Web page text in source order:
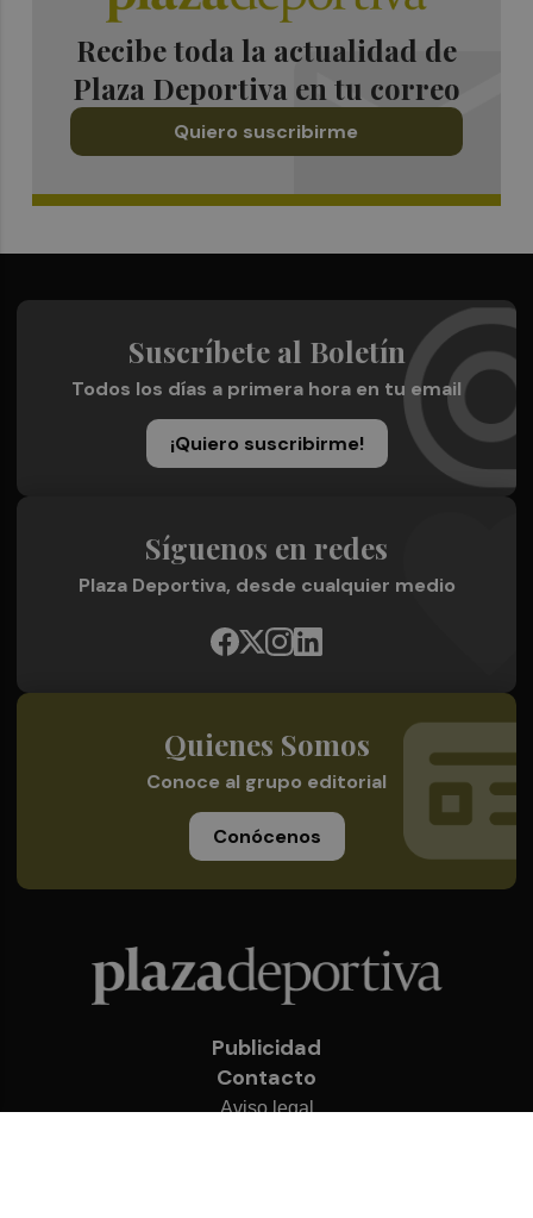
Recibe toda la actualidad de
Plaza Deportiva en tu correo
Quiero suscribirme
Suscríbete al Boletín
Todos los días a primera hora en tu email
¡Quiero suscribirme!
Síguenos en redes
Plaza Deportiva, desde cualquier medio
Quienes Somos
Conoce al grupo editorial
Conócenos
Publicidad
Contacto
Aviso legal